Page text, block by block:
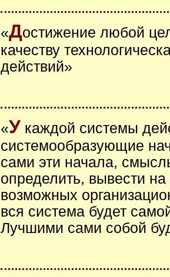
«Достижение любой
качеству
действий»
«У каждой системы
системообразующие
сами эти начала,
определить, вывести
возможных
вся система будет
Лучшими сами собой